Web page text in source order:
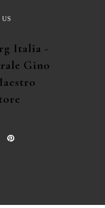
Italia -
Gino